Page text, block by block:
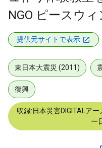
NGO ピースウィ
提供元サイトで表示
東日本大震災 (2011)
復興
収録:日本災害DIGITALア
ー